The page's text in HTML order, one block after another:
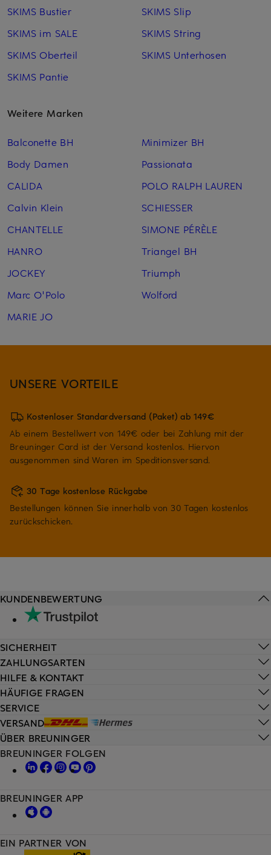
SKIMS Bustier
SKIMS im SALE
SKIMS Oberteil
SKIMS Pantie
SKIMS Slip
SKIMS String
SKIMS Unterhosen
Weitere Marken
Balconette BH
Body Damen
CALIDA
Calvin Klein
CHANTELLE
HANRO
JOCKEY
Marc O'Polo
MARIE JO
Minimizer BH
Passionata
POLO RALPH LAUREN
SCHIESSER
SIMONE PÉRÈLE
Triangel BH
Triumph
Wolford
UNSERE VORTEILE
Kostenloser Standardversand (Paket) ab 149€
Ab einem Bestellwert von 149€ oder bei Zahlung mit der
Breuninger Card ist der Versand kostenlos. Hiervon
ausgenommen sind Waren im Speditionsversand.
30 Tage kostenlose Rückgabe
Bestellungen können Sie innerhalb von 30 Tagen kostenlos
zurückschicken.
HILFE & KONTAKT
HÄUFIGE FRAGEN
SERVICE
VERSAND
KUNDENBEWERTUNG
SICHERHEIT
ZAHLUNGSARTEN
ÜBER BREUNINGER
EIN PARTNER VON
BREUNINGER FOLGEN
BREUNINGER APP